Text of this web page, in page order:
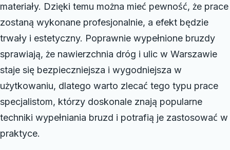
materiały. Dzięki temu można mieć pewność, że prace
zostaną wykonane profesjonalnie, a efekt będzie
trwały i estetyczny. Poprawnie wypełnione bruzdy
sprawiają, że nawierzchnia dróg i ulic w Warszawie
staje się bezpieczniejsza i wygodniejsza w
użytkowaniu, dlatego warto zlecać tego typu prace
specjalistom, którzy doskonale znają popularne
techniki wypełniania bruzd i potrafią je zastosować w
praktyce.